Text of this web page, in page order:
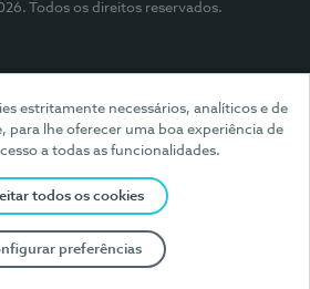
estritamente necessários, analíticos e de
para lhe oferecer uma boa experiência de
a todas as funcionalidades.
todos os cookies
preferências
Todos os direitos reservados.